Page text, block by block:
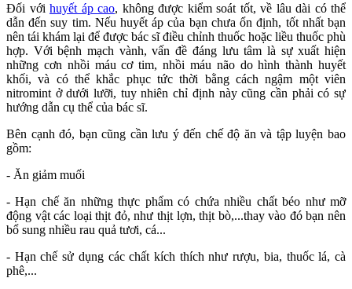
Đối với huyết áp cao, không được kiểm soát tốt, về lâu dài có thể
dẫn đến suy tim. Nếu huyết áp của bạn chưa ổn định, tốt nhất bạn
nên tái khám lại để được bác sĩ điều chỉnh thuốc hoặc liều thuốc phù
hợp. Với bệnh mạch vành, vấn đề đáng lưu tâm là sự xuất hiện
những cơn nhồi máu cơ tim, nhồi máu não do hình thành huyết
khối, và có thể khắc phục tức thời bằng cách ngậm một viên
nitromint ở dưới lưỡi, tuy nhiên chỉ định này cũng cần phải có sự
hướng dẫn cụ thể của bác sĩ.
Bên cạnh đó, bạn cũng cần lưu ý đến chế độ ăn và tập luyện bao
gồm:
- Ăn giảm muối
- Hạn chế ăn những thực phẩm có chứa nhiều chất béo như mỡ
động vật các loại thịt đỏ, như thịt lợn, thịt bò,...thay vào đó bạn nên
bổ sung nhiều rau quả tươi, cá...
- Hạn chế sử dụng các chất kích thích như rượu, bia, thuốc lá, cà
phê,...